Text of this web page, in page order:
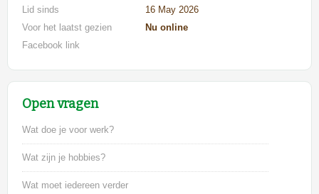
Lid sinds
16 May 2026
Voor het laatst gezien
Nu online
Facebook link
Open vragen
Wat doe je voor werk?
Wat zijn je hobbies?
Wat moet iedereen verder